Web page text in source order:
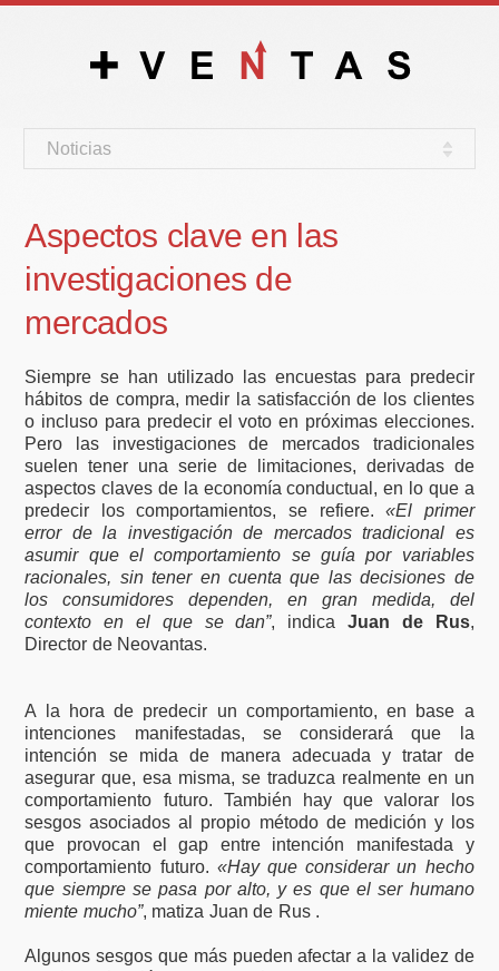
Noticias
Aspectos clave en las
investigaciones de
mercados
Siempre se han utilizado las encuestas para predecir
hábitos de compra, medir la satisfacción de los clientes
o incluso para predecir el voto en próximas elecciones.
Pero las investigaciones de mercados tradicionales
suelen tener una serie de limitaciones, derivadas de
aspectos claves de la economía conductual, en lo que a
predecir los comportamientos, se refiere.«El primer
error de la investigación de mercados tradicional es
asumir que el comportamiento se guía por variables
racionales, sin tener en cuenta que las decisiones de
los consumidores dependen, en gran medida, del
contexto en el que se dan”, indicaJuan de Rus,
Director de Neovantas.
A la hora de predecir un comportamiento, en base a
intenciones manifestadas, se considerará que la
intención se mida de manera adecuada y tratar de
asegurar que, esa misma, se traduzca realmente en un
comportamiento futuro. También hay que valorar los
sesgos asociados al propio método de medición y los
que provocan el gap entre intención manifestada y
comportamiento futuro. «Hay que considerar un hecho
que siempre se pasa por alto, y es que el ser humano
miente mucho”, matiza Juan de Rus .
Algunos sesgos que más pueden afectar a la validez de